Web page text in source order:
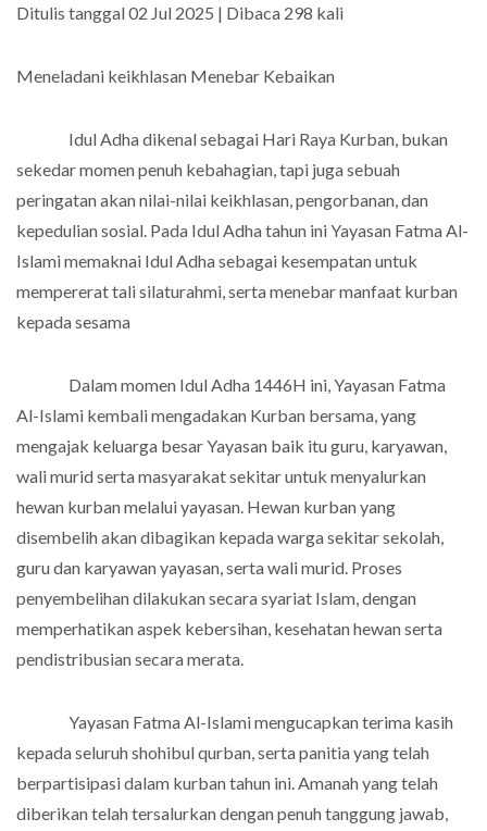
Ditulis tanggal 02 Jul 2025 | Dibaca 298 kali
Meneladani keikhlasan Menebar Kebaikan
Idul Adha dikenal sebagai Hari Raya Kurban, bukan
sekedar momen penuh kebahagian, tapi juga sebuah
peringatan akan nilai-nilai keikhlasan, pengorbanan, dan
kepedulian sosial. Pada Idul Adha tahun ini Yayasan Fatma Al-
Islami memaknai Idul Adha sebagai kesempatan untuk
mempererat tali silaturahmi, serta menebar manfaat kurban
kepada sesama
Dalam momen Idul Adha 1446H ini, Yayasan Fatma
Al-Islami kembali mengadakan Kurban bersama, yang
mengajak keluarga besar Yayasan baik itu guru, karyawan,
wali murid serta masyarakat sekitar untuk menyalurkan
hewan kurban melalui yayasan. Hewan kurban yang
disembelih akan dibagikan kepada warga sekitar sekolah,
guru dan karyawan yayasan, serta wali murid. Proses
penyembelihan dilakukan secara syariat Islam, dengan
memperhatikan aspek kebersihan, kesehatan hewan serta
pendistribusian secara merata.
Yayasan Fatma Al-Islami mengucapkan terima kasih
kepada seluruh shohibul qurban, serta panitia yang telah
berpartisipasi dalam kurban tahun ini. Amanah yang telah
diberikan telah tersalurkan dengan penuh tanggung jawab,